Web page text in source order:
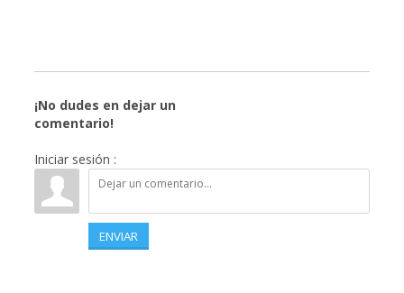
¡No dudes en dejar un
comentario!
Iniciar sesión :
ENVIAR